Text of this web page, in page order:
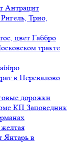
Антрацит
Трио,
цвет Габбро
тракте
в Перевалово
дорожки
КП Заповедник
Янтарь в